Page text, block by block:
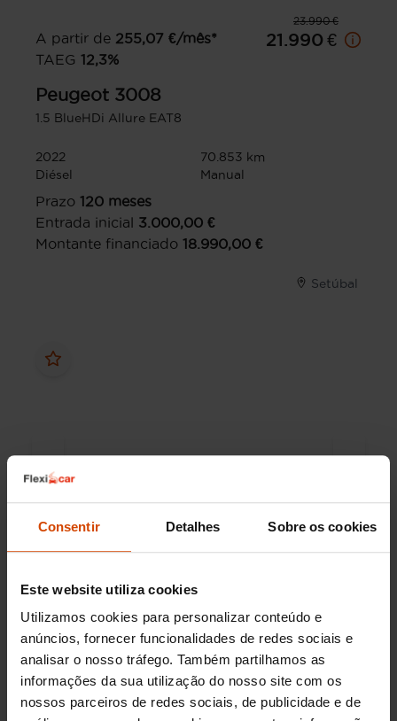
Consentir Detalhes Sobre os cookies
Este website utiliza cookies
Utilizamos cookies para personalizar conteúdo e
anúncios, fornecer funcionalidades de redes sociais e
analisar o nosso tráfego. Também partilhamos as
informações da sua utilização do nosso site com os
nossos parceiros de redes sociais, de publicidade e de
23.990 €
A partir de 255,07 €/mês*
TAEG 12,3%
21.990 €
Peugeot 3008
1.5 BlueHDi Allure EAT8
2022
70.853 km
Diésel
Manual
Prazo 120 meses
Entrada inicial 3.000,00 €
Montante financiado 18.990,00 €
Setúbal
Peugeot 308
1.5 BlueHDi Style SW
2021
104.000 km
Diésel
Manual